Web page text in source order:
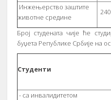
Инжењерство заштите
животне средине
240
Број студената чије ће
буџета Републике Србије на
Студенти
- са инвалидитетом